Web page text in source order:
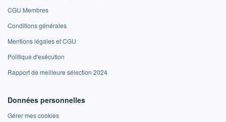
CGU Membres
Conditions générales
Mentions légales et CGU
Politique d'exécution
Rapport de meilleure sélection 2024
Données personnelles
Gérer mes cookies